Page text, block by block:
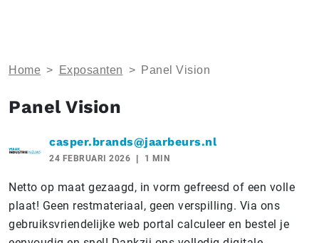
Home > Exposanten > Panel Vision
Panel Vision
casper.brands@jaarbeurs.nl
24 FEBRUARI 2026 1 MIN
Netto op maat gezaagd, in vorm gefreesd of een volle
plaat! Geen restmateriaal, geen verspilling. Via ons
gebruiksvriendelijke web portal calculeer en bestel je